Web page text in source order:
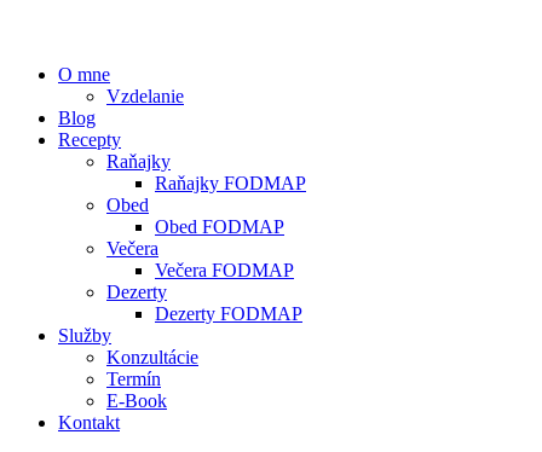
O mne
Vzdelanie
Blog
Recepty
Raňajky
Raňajky FODMAP
Obed
Obed FODMAP
Večera
Večera FODMAP
Dezerty
Dezerty FODMAP
Služby
Konzultácie
Termín
E-Book
Kontakt